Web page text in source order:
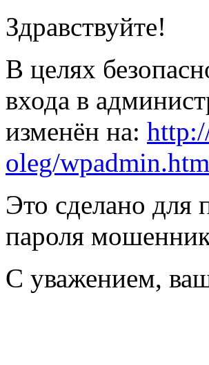
Здравствуйте!
В целях
входа в
изменён на:
oleg/
Это сделано для
пароля
С уважением,